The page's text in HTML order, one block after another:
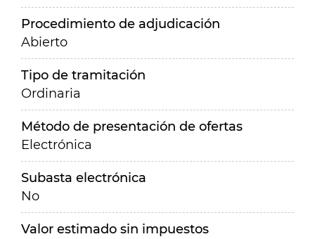
Procedimiento de adjudicación
Abierto
Tipo de tramitación
Ordinaria
Método de presentación de ofertas
Electrónica
Subasta electrónica
No
Valor estimado sin impuestos